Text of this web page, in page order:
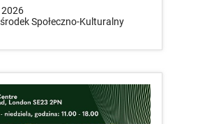
2026
Społeczno-Kulturalny